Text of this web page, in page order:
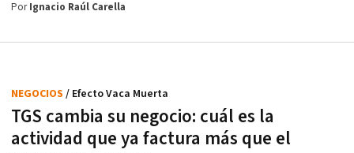
PorIgnacio Raúl Carella
TGS cambia su negocio: cuál es la
actividad que ya factura más que el
NEGOCIOS / Efecto Vaca Muerta